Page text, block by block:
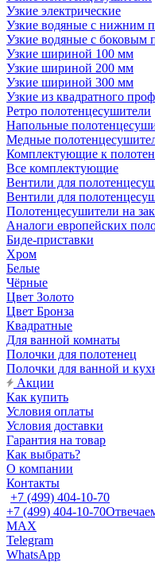
Узкие электрические
Узкие водяные с нижним
Узкие водяные с боковым
Узкие шириной 100 мм
Узкие шириной 200 мм
Узкие шириной 300 мм
Узкие из квадратного
Ретро полотенцесушители
Напольные
Медные
Комплектующие к
Все комплектующие
Вентили для
Вентили для
Полотенцесушители на
Аналоги европейских
Биде-приставки
Хром
Белые
Чёрные
Цвет Золото
Цвет Бронза
Квадратные
Для ванной комнаты
Полочки для полотенец
Полочки для ванной и
Акции
Как купить
Условия оплаты
Условия доставки
Гарантия на товар
Как выбрать?
О компании
Контакты
+7 (499) 404-10-70
+7 (499) 404-10-70
MAX
Telegram
WhatsApp